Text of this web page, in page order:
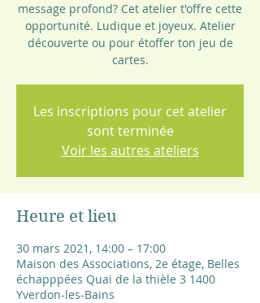
message profond? Cet atelier t'offre cette
opportunité. Ludique et joyeux. Atelier
découverte ou pour étoffer ton jeu de
cartes.
Les inscriptions pour cet atelier
sont terminée
Voir les autres ateliers
Heure et lieu
30 mars 2021, 14:00 – 17:00
Maison des Associations, 2e étage, Belles
échapppées Quai de la thièle 3 1400
Yverdon-les-Bains